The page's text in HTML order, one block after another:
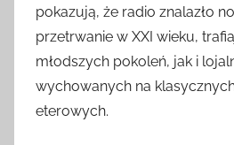
pokazują, że radio znalazło
przetrwanie w XXI wieku,
młodszych pokoleń, jak i
wychowanych na
eterowych.